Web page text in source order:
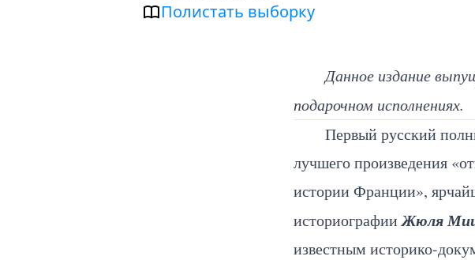
Полистать выборку
Данное издание
подарочном исполнениях.
Первый русский
лучшего произведения
истории Франции»,
историографииЖюля
известным историко-